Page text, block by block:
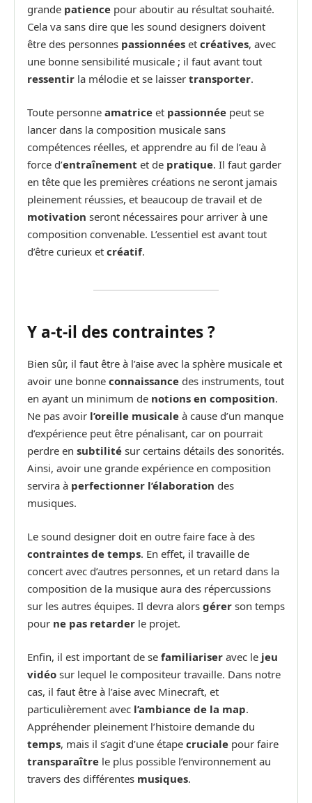
grande patience pour aboutir au résultat souhaité.
Cela va sans dire que les sound designers doivent
être des personnes passionnées et créatives, avec
une bonne sensibilité musicale ; il faut avant tout
ressentir la mélodie et se laisser transporter.
Toute personne amatrice et passionnée peut se
lancer dans la composition musicale sans
compétences réelles, et apprendre au fil de l’eau à
force d’entraînement et de pratique. Il faut garder
en tête que les premières créations ne seront jamais
pleinement réussies, et beaucoup de travail et de
motivation seront nécessaires pour arriver à une
composition convenable. L’essentiel est avant tout
d’être curieux et créatif.
Y a-t-il des contraintes ?
Bien sûr, il faut être à l’aise avec la sphère musicale et
avoir une bonne connaissance des instruments, tout
en ayant un minimum de notions en composition.
Ne pas avoir l’oreille musicale à cause d’un manque
d’expérience peut être pénalisant, car on pourrait
perdre en subtilité sur certains détails des sonorités.
Ainsi, avoir une grande expérience en composition
servira à perfectionner l’élaboration des
musiques.
Le sound designer doit en outre faire face à des
contraintes de temps. En effet, il travaille de
concert avec d’autres personnes, et un retard dans la
composition de la musique aura des répercussions
sur les autres équipes. Il devra alors gérer son temps
pour ne pas retarder le projet.
Enfin, il est important de se familiariser avec le jeu
vidéo sur lequel le compositeur travaille. Dans notre
cas, il faut être à l’aise avec Minecraft, et
particulièrement avec l’ambiance de la map.
Appréhender pleinement l’histoire demande du
temps, mais il s’agit d’une étape cruciale pour faire
transparaître le plus possible l’environnement au
travers des différentes musiques.